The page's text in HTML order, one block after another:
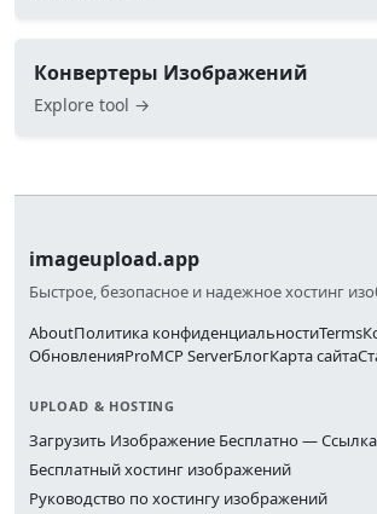
Конвертеры Изображений
Explore tool →
imageupload.app
Быстрое, безопасное и надежное хостинг
AboutПолитика конфиденциальностиTerms
ОбновленияProMCP ServerБлогКарта сайта
UPLOAD & HOSTING
Загрузить Изображение Бесплатно —
Бесплатный хостинг изображений
Руководство по хостингу изображений